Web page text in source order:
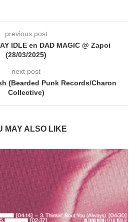
previous post
IDLE en DAD MAGIC @ Zapoi
(28/03/2025)
next post
(Bearded Punk Records/Charon
Collective)
MAY ALSO LIKE